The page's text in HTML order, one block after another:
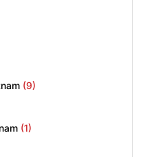
(9)
(1)